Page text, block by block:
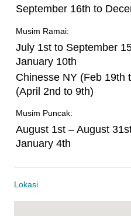
September 16th to
Musim Ramai:
July 1st to September
January 10th
Chinesse NY (Feb 19th
(April 2nd to 9th)
Musim Puncak:
August 1st – August
January 4th
Lokasi